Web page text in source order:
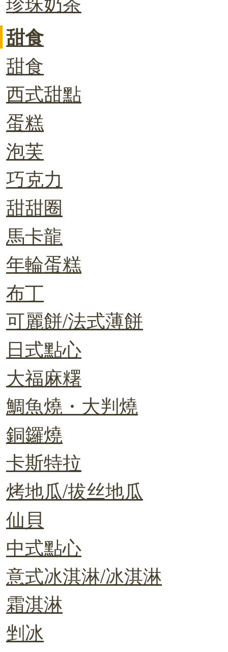
甜食
甜食
西式甜點
蛋糕
泡芙
巧克力
甜甜圈
馬卡龍
年輪蛋糕
布丁
可麗餅/法式薄餅
日式點心
大福麻糬
鯛魚燒・大判燒
銅鑼燒
卡斯特拉
烤地瓜/拔丝地瓜
仙貝
中式點心
意式冰淇淋/冰淇淋
霜淇淋
剉冰